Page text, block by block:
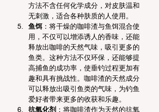
方法不含任何化学成分，对皮肤温和
无刺激，适合各种肤质的人使用。
鱼饵 ：将干燥的咖啡渣与鱼饵混合使
用，不仅可以增添诱人的香味，还能
释放出咖啡的天然气味，吸引更多的
鱼类。这种方法不仅环保，还能够提
高捕鱼的成功率，使垂钓过程更加有
趣和具有挑战性。咖啡渣的天然成分
可以释放出吸引鱼类的气味，为钓鱼
爱好者带来更多的收获和乐趣。
抗氧化剂 ：将咖啡渣作为天然的抗氧